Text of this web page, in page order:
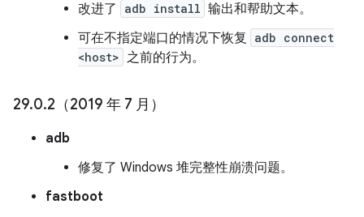
改进了
adb install 输出和帮助文本。
可在不指定端口的情况下恢复 adb connect
<host> 之前的行为。
29.0.2（2019 年 7 月）
adb
修复了 Windows 堆完整性崩溃问题。
fastboot